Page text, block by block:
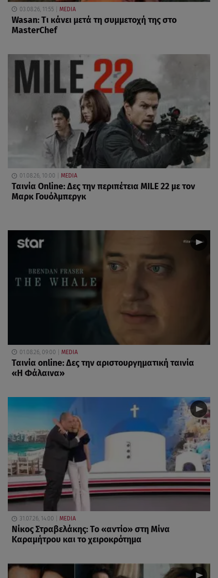
03.08.26, 11:55 MEDIA
Wasan: Tι κάνει μετά τη συμμετοχή της στο
MasterChef
01.08.26, 10:00 MEDIA
Ταινία Online: Δες την περιπέτεια MILE 22 με τον
Μαρκ Γουόλμπεργκ
01.08.26, 09:00 MEDIA
Ταινία online: Δες την αριστουργηματική ταινία
«Η Φάλαινα»
31.07.26, 14:00 MEDIA
Νίκος Στραβελάκης: Το «αντίο» στη Μίνα
Καραμήτρου και το χειροκρότημα